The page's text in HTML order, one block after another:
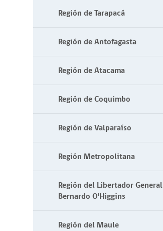
Región de Tarapacá
Región de Antofagasta
Región de Atacama
Región de Coquimbo
Región de Valparaíso
Región Metropolitana
Región del Libertador General
Bernardo O'Higgins
Región del Maule